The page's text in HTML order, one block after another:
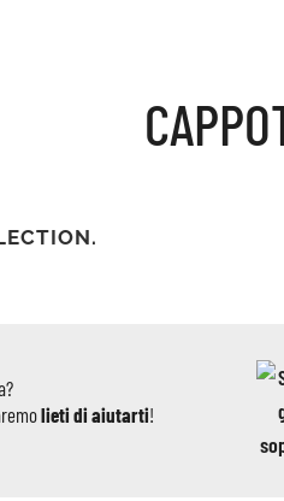
lieti di aiutarti!